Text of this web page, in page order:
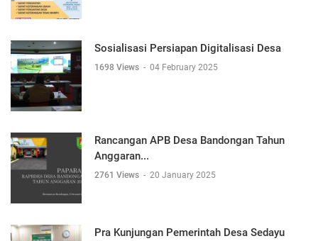
Sosialisasi Persiapan Digitalisasi Desa
1698 Views - 04 February 2025
Rancangan APB Desa Bandongan Tahun
Anggaran...
2761 Views - 20 January 2025
Pra Kunjungan Pemerintah Desa Sedayu